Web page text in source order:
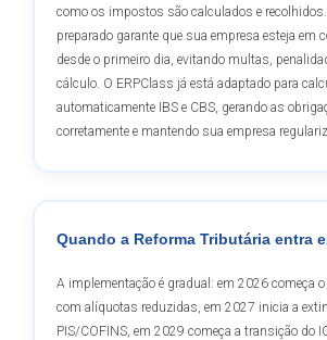
como os impostos são calculados e
preparado garante que sua empresa esteja em
desde o primeiro dia, evitando multas,
cálculo. O ERPClass já está adaptado para
automaticamente IBS e CBS, gerando as
corretamente e mantendo sua empresa
Quando a Reforma Tributária entra
A implementação é gradual: em 2026 começa
com alíquotas reduzidas, em 2027 inicia a
PIS/COFINS, em 2029 começa a transição do